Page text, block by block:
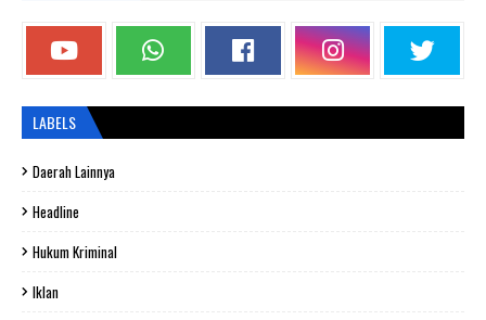
LABELS
Daerah Lainnya
Headline
Hukum Kriminal
Iklan